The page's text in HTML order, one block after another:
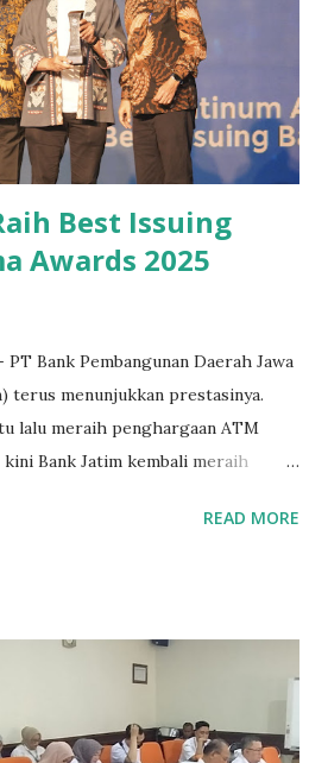
sebagai lokasi pembangunan
yang selama ini menjadi sumber
tidak menolak, hanya berharap
Karena lahan itu produktif dan
ujarnya. Husnin juga
masyarakat terkait...
Best Issuing
Awards 2025
Bank Pembangunan Daerah Jawa
terus menunjukkan prestasinya.
lalu meraih penghargaan ATM
kini Bank Jatim kembali meraih
oleh PT Rintis Sejahtera
Penghargaan prestisius tersebut
Infobank Group Eko B
oleh Direktur IT, Digital &
READ MORE